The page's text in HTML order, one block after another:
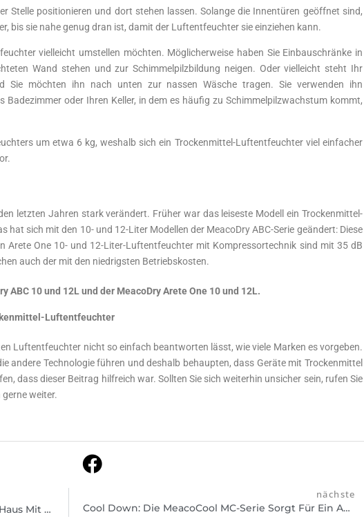
Stelle positionieren und dort stehen lassen. Solange die Innentüren geöffnet sind,
bis sie nahe genug dran ist, damit der Luftentfeuchter sie einziehen kann.
vielleicht umstellen möchten. Möglicherweise haben Sie Einbauschränke in
Wand stehen und zur Schimmelpilzbildung neigen. Oder vielleicht steht Ihr
Sie möchten ihn nach unten zur nassen Wäsche tragen. Sie verwenden ihn
oder Ihren Keller, in dem es häufig zu Schimmelpilzwachstum kommt,
um etwa 6 kg, weshalb sich ein Trockenmittel-Luftentfeuchter viel einfacher
letzten Jahren stark verändert. Früher war das leiseste Modell ein Trockenmittel-
sich mit den 10- und 12-Liter Modellen der MeacoDry ABC-Serie geändert: Diese
Arete One 10- und 12-Liter-Luftentfeuchter mit Kompressortechnik sind mit 35 dB
auch der mit den niedrigsten Betriebskosten.
10 und 12L und der MeacoDry Arete One 10 und 12L.
Luftentfeuchter
Luftentfeuchter nicht so einfach beantworten lässt, wie viele Marken es vorgeben.
andere Technologie führen und deshalb behaupten, dass Geräte mit Trockenmittel
dass dieser Beitrag hilfreich war. Sollten Sie sich weiterhin unsicher sein, rufen Sie
weiter.
Welchen Luftentfeuchter Sollte Ich Für Ein Haus Mit Zwei Schlaffzimmern Kaufen? Ein Leitfaden
nächste
Cool Down: Die MeacoCool MC-Serie Sorgt Für Ein Angenehmes Klima An Heißen Sommertagen